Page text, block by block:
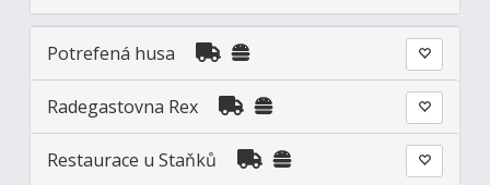
Potrefená husa
Radegastovna Rex
Restaurace u Staňků